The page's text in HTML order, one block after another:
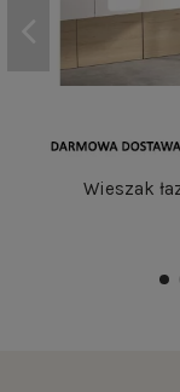
Wieszak